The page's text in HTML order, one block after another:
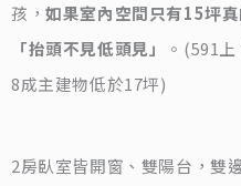
孩，如果室內空間只有15坪
「抬頭不見低頭見」
。(591
8成主建物低於17坪)
2房臥室皆開窗、雙陽台，雙